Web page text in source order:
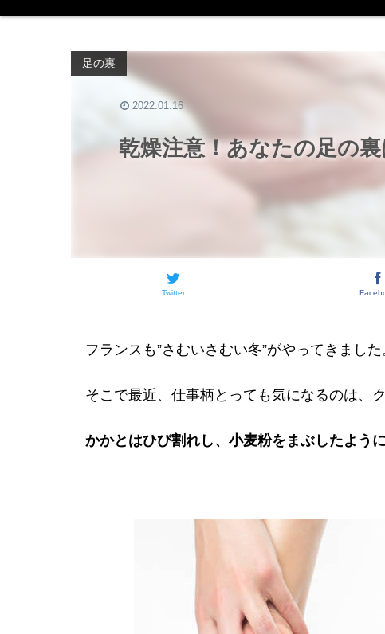
乾燥注意！あなたの足の
足の裏
Twitter
2022.01.16
フランスも”さむいさむい冬”がやってきました
そこで最近、仕事柄とっても気になるのは、
かかとはひび割れし、小麦粉をまぶしたよう